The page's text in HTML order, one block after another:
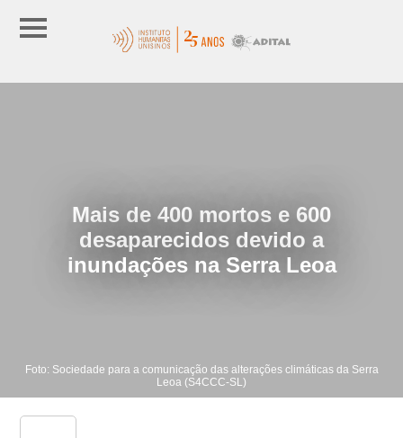
Mais de 400 mortos e 600
desaparecidos devido a
inundações na Serra Leoa
Foto: Sociedade para a comunicação das alterações climáticas da Serra
Leoa (S4CCC-SL)